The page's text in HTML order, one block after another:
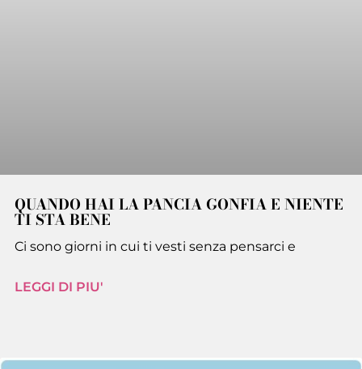
QUANDO HAI LA PANCIA GONFIA E NIENTE
TI STA BENE
Ci sono giorni in cui ti vesti senza pensarci e
LEGGI DI PIU'